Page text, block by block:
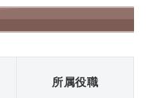
所属役職